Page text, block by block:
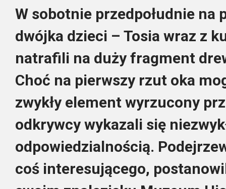
W sobotnie przedpołudnie na
dwójka dzieci – Tosia wraz z
natrafili na duży fragment
Choć na pierwszy rzut oka
zwykły element wyrzucony
odkrywcy wykazali się
odpowiedzialnością.
coś interesującego,